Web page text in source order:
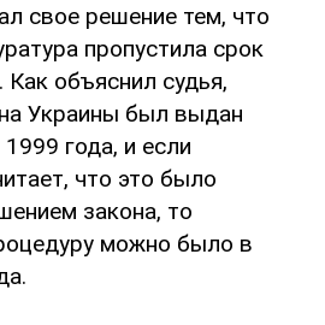
свое решение тем, что
пропустила срок
Как объяснил судья,
Украины был выдан
года, и если
что это было
закона, то
можно было в